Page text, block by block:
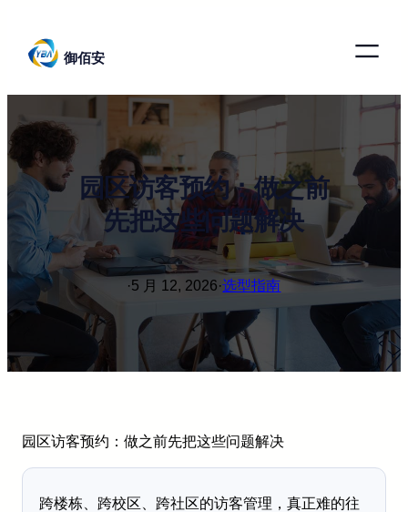
御佰安
园区访客预约：做之前
先把这些问题解决
·5 月 12, 2026·选型指南
园区访客预约：做之前先把这些问题解决
跨楼栋、跨校区、跨社区的访客管理，真正难的往